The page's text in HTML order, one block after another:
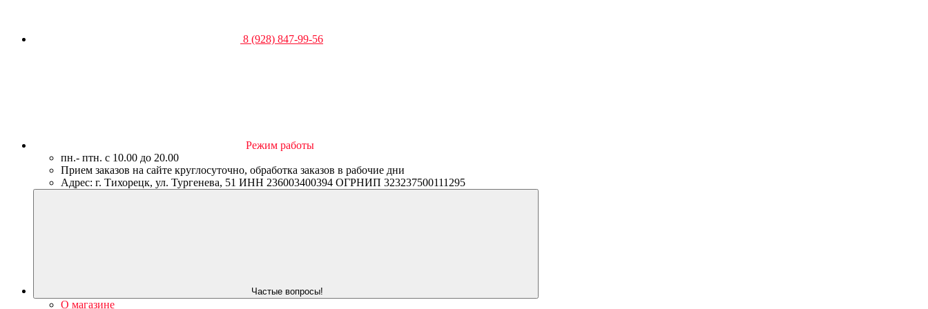
8 (928) 847-99-56
Режим работы
пн.- птн. c 10.00 до 20.00
Прием заказов на сайте круглосуточно, обработка заказов в рабочие дни
Адрес: г. Тихорецк, ул. Тургенева, 51 ИНН 236003400394 ОГРНИП 323237500111295
Частые вопросы!
О магазине